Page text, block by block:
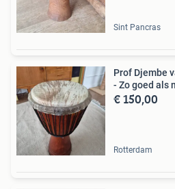
Sint Pancras
Prof Djembe
- Zo goed als
€ 150,00
Rotterdam